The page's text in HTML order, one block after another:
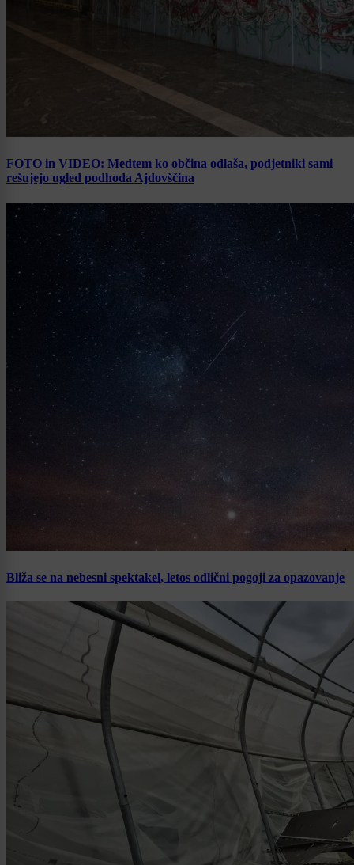
FOTO in VIDEO: Medtem ko občina odlaša, podjetniki sami
rešujejo ugled podhoda Ajdovščina
Bliža se na nebesni spektakel, letos odlični pogoji za opazovanje